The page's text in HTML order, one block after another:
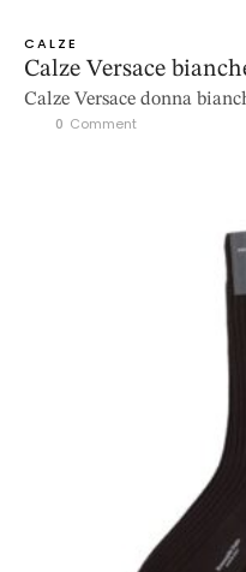
CALZE
Calze Versace
Calze Versace donna
0 Comment